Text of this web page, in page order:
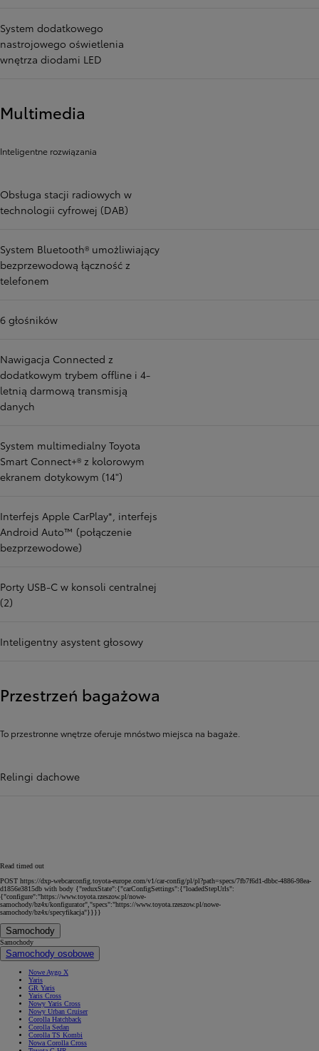
System dodatkowego
nastrojowego oświetlenia
wnętrza diodami LED
Multimedia
Inteligentne rozwiązania
Obsługa stacji radiowych w
technologii cyfrowej (DAB)
System Bluetooth® umożliwiający
bezprzewodową łączność z
telefonem
6 głośników
Nawigacja Connected z
dodatkowym trybem offline i 4-
letnią darmową transmisją
danych
System multimedialny Toyota
Smart Connect+® z kolorowym
ekranem dotykowym (14")
Interfejs Apple CarPlay*, interfejs
Android Auto™ (połączenie
bezprzewodowe)
Porty USB-C w konsoli centralnej
(2)
Inteligentny asystent głosowy
Przestrzeń bagażowa
To przestronne wnętrze oferuje mnóstwo miejsca na bagaże.
Relingi dachowe
Read timed out
POST https://dxp-webcarconfig.toyota-europe.com/v1/car-config/pl/pl?path=specs/7fb7f6d1-dbbc-4886-98ea-
d1856e3815db with body {"reduxState":{"carConfigSettings":{"loadedStepUrls":
{"configure":"https://www.toyota.rzeszow.pl/nowe-
samochody/bz4x/konfigurator","specs":"https://www.toyota.rzeszow.pl/nowe-
samochody/bz4x/specyfikacja"}}}}
Samochody
Samochody
Samochody osobowe
Nowe Aygo X
Yaris
GR Yaris
Yaris Cross
Nowy Yaris Cross
Nowy Urban Cruiser
Corolla Hatchback
Corolla Sedan
Corolla TS Kombi
Nowa Corolla Cross